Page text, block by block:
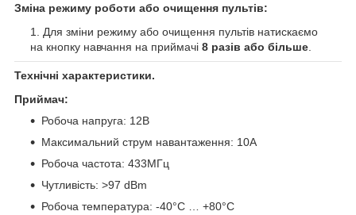
Зміна режиму роботи або очищення пультів:
Для зміни режиму або очищення пультів натискаємо
на кнопку навчання на приймачі 8 разів або більше
Технічні характеристики.
Приймач:
Робоча напруга: 12В
Максимальний струм навантаження: 10А
Робоча частота: 433МГц
Чутливість: >97 dBm
Робоча температура: -40°C … +80°C